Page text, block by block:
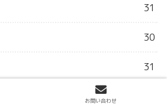
31
30
31
お問い合わせ